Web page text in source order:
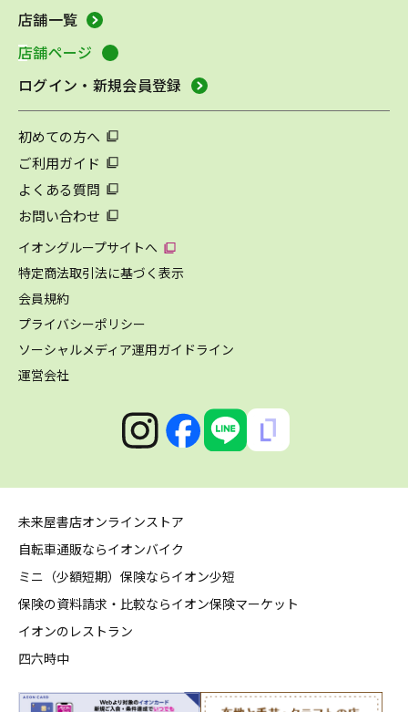
店舗一覧
店舗ページ
ログイン・新規会員登録
初めての方へ
ご利用ガイド
よくある質問
お問い合わせ
イオングループサイトへ
特定商法取引法に基づく表示
会員規約
プライバシーポリシー
ソーシャルメディア運用ガイドライン
運営会社
未来屋書店オンラインストア
自転車通販ならイオンバイク
ミニ（少額短期）保険ならイオン少短
保険の資料請求・比較ならイオン保険マーケット
イオンのレストラン
四六時中